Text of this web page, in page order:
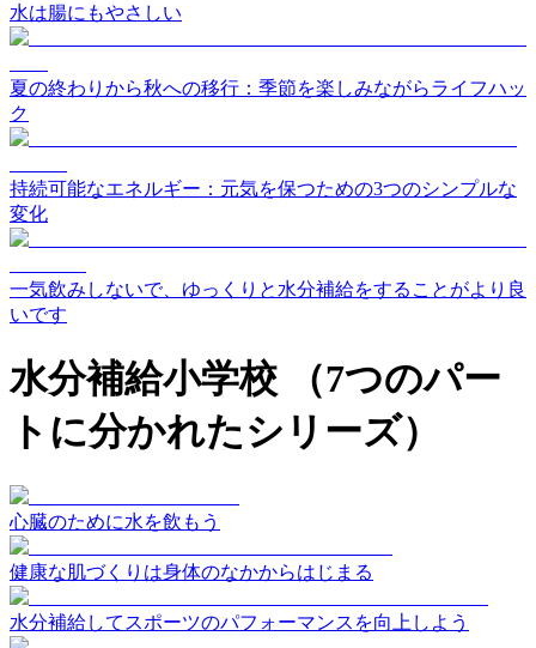
水は腸にもやさしい
夏の終わりから秋への移行：季節を楽しみながらライフハッ
ク
持続可能なエネルギー：元気を保つための3つのシンプルな
変化
一気飲みしないで、ゆっくりと水分補給をすることがより良
いです
水分補給小学校
（7つのパー
トに分かれたシリーズ）
心臓のために水を飲もう
健康な肌づくりは身体のなかからはじまる
水分補給してスポーツのパフォーマンスを向上しよう